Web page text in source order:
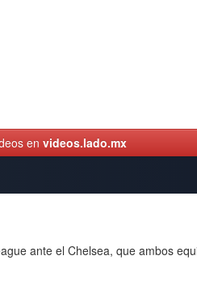
en videos.lado.mx
ante el Chelsea, que ambos